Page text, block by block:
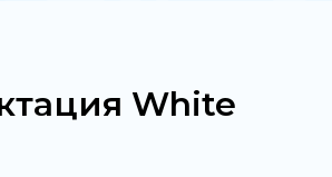
White